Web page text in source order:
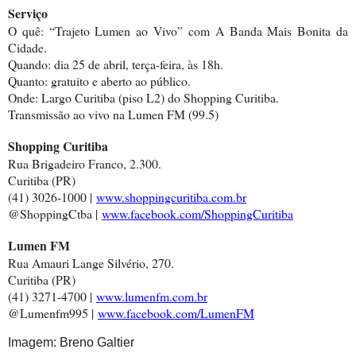
Serviço
O quê: “Trajeto Lumen ao Vivo” com A Banda Mais Bonita da
Cidade.
Quando: dia 25 de abril, terça-feira, às 18h.
Quanto: gratuito e aberto ao público.
Onde: Largo Curitiba (piso L2) do Shopping Curitiba.
Transmissão ao vivo na Lumen FM (99.5)
Shopping Curitiba
Rua Brigadeiro Franco, 2.300.
Curitiba (PR)
(41) 3026-1000 | www.shoppingcuritiba.com.br
@ShoppingCtba | www.facebook.com/ShoppingCuritiba
Lumen FM
Rua Amauri Lange Silvério, 270.
Curitiba (PR)
(41) 3271-4700 | www.lumenfm.com.br
@Lumenfm995 | www.facebook.com/LumenFM
Imagem: Breno Galtier